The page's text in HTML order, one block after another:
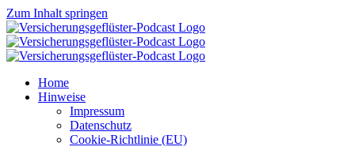
Zum Inhalt springen
Home
Hinweise
Impressum
Datenschutz
Cookie-Richtlinie (EU)